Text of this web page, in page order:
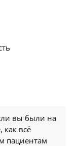
вы были на
как всё
пациентам